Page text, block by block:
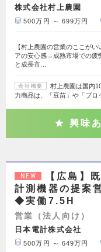
株式会社村上農園
500万円 ～ 699万円
【村上農園の営業のここが
アの安心感→成熟市場での疲
と成長市…
会社概要
村上農園は国内
力商品は、「豆苗」や「ブ
興味
NEW
【広島】
計測機器の提案
◆実働7.5H
営業（法人向け）
日本電計株式会社
500万円 ～ 649万円